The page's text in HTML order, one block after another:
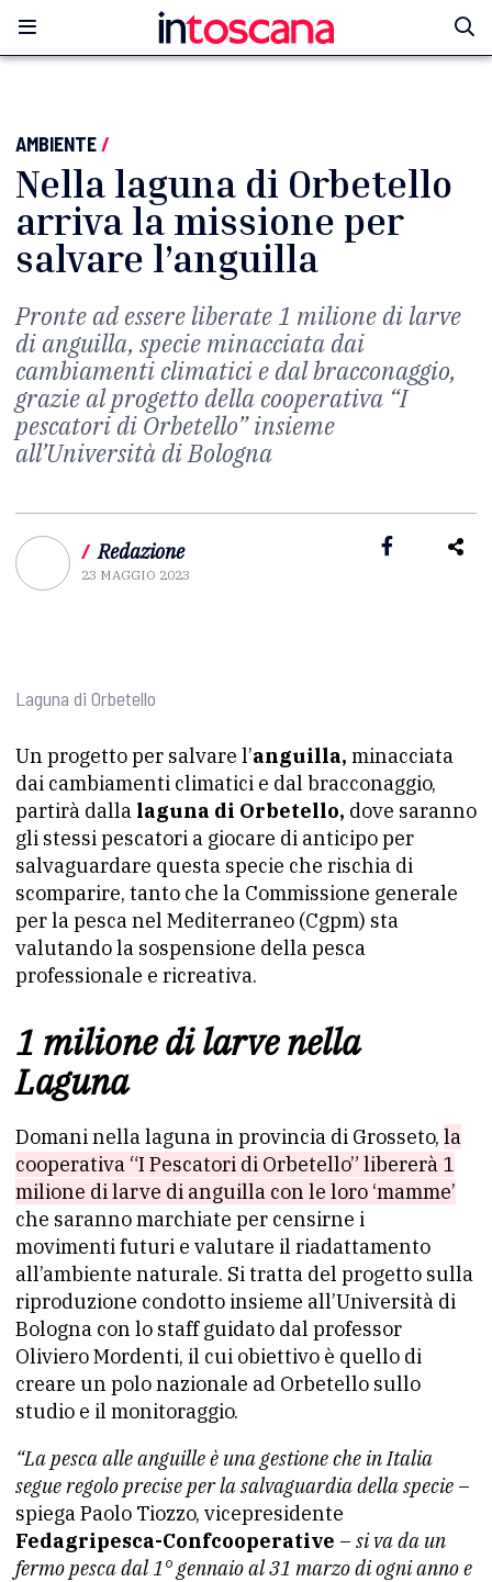
AMBIENTE/
Nella laguna di Orbetello
arriva la missione per
salvare l’anguilla
Pronte ad essere liberate 1 milione di larve
di anguilla, specie minacciata dai
cambiamenti climatici e dal bracconaggio,
grazie al progetto della cooperativa “I
pescatori di Orbetello” insieme
all’Università di Bologna
/ Redazione
23 MAGGIO 2023
Laguna di Orbetello
Un progetto per salvare l’anguilla, minacciata
dai cambiamenti climatici e dal bracconaggio,
partirà dalla laguna di Orbetello, dove saranno
gli stessi pescatori a giocare di anticipo per
salvaguardare questa specie che rischia di
scomparire, tanto che la Commissione generale
per la pesca nel Mediterraneo (Cgpm) sta
valutando la sospensione della pesca
professionale e ricreativa.
1 milione di larve nella
Laguna
Domani nella laguna in provincia di Grosseto, la
cooperativa “I Pescatori di Orbetello” libererà 1
milione di larve di anguilla con le loro ‘mamme’
che saranno marchiate per censirne i
movimenti futuri e valutare il riadattamento
all’ambiente naturale. Si tratta del progetto sulla
riproduzione condotto insieme all’Università di
Bologna con lo staff guidato dal professor
Oliviero Mordenti, il cui obiettivo è quello di
creare un polo nazionale ad Orbetello sullo
studio e il monitoraggio.
“La pesca alle anguille è una gestione che in Italia
segue regolo precise per la salvaguardia della specie –
spiega Paolo Tiozzo, vicepresidente
Fedagripesca-Confcooperative – si va da un
fermo pesca dal 1° gennaio al 31 marzo di ogni anno e